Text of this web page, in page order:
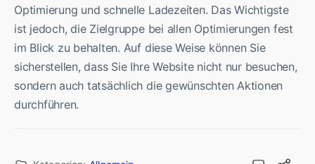
Optimierung und schnelle Ladezeiten. Das Wichtigste
ist jedoch, die Zielgruppe bei allen Optimierungen fest
im Blick zu behalten. Auf diese Weise können Sie
sicherstellen, dass Sie Ihre Website nicht nur besuchen,
sondern auch tatsächlich die gewünschten Aktionen
durchführen.